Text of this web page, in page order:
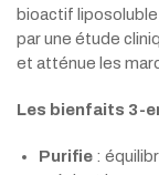
bioactif
par une étude
et atténue les
Les bienfaits 3-
Purifie :